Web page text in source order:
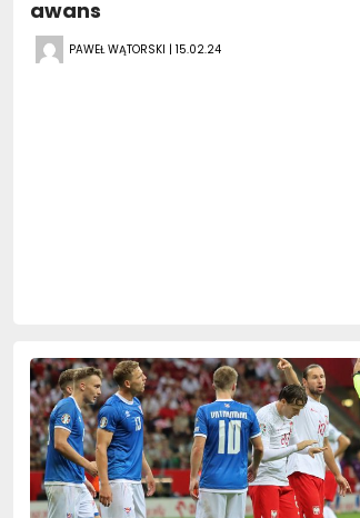
awans
PAWEŁ WĄTORSKI | 15.02.24